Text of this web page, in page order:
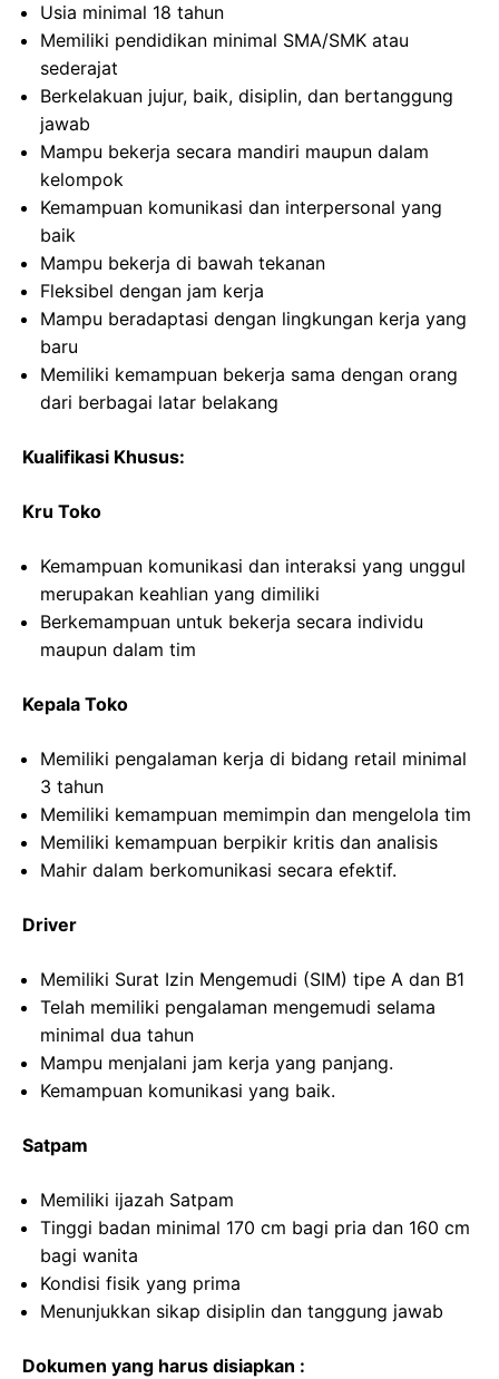
Usia minimal 18 tahun
Memiliki pendidikan minimal SMA/SMK atau
sederajat
Berkelakuan jujur, baik, disiplin, dan bertanggung
jawab
Mampu bekerja secara mandiri maupun dalam
kelompok
Kemampuan komunikasi dan interpersonal yang
baik
Mampu bekerja di bawah tekanan
Fleksibel dengan jam kerja
Mampu beradaptasi dengan lingkungan kerja yang
baru
Memiliki kemampuan bekerja sama dengan orang
dari berbagai latar belakang
Kualifikasi Khusus:
Kru Toko
Kemampuan komunikasi dan interaksi yang unggul
merupakan keahlian yang dimiliki
Berkemampuan untuk bekerja secara individu
maupun dalam tim
Kepala Toko
Memiliki pengalaman kerja di bidang retail minimal
3 tahun
Memiliki kemampuan memimpin dan mengelola tim
Memiliki kemampuan berpikir kritis dan analisis
Mahir dalam berkomunikasi secara efektif.
Driver
Memiliki Surat Izin Mengemudi (SIM) tipe A dan B1
Telah memiliki pengalaman mengemudi selama
minimal dua tahun
Mampu menjalani jam kerja yang panjang.
Kemampuan komunikasi yang baik.
Satpam
Memiliki ijazah Satpam
Tinggi badan minimal 170 cm bagi pria dan 160 cm
bagi wanita
Kondisi fisik yang prima
Menunjukkan sikap disiplin dan tanggung jawab
Dokumen yang harus disiapkan :